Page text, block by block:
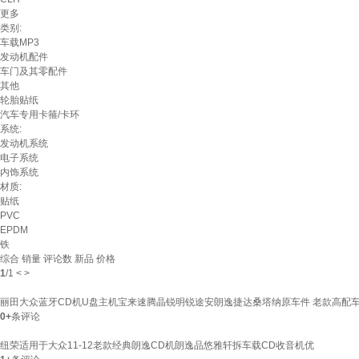
更多
类别:
车载MP3
发动机配件
车门及其零配件
其他
轮胎贴纸
汽车专用卡箍/卡环
系统:
发动机系统
电子系统
内饰系统
材质:
贴纸
PVC
EPDM
铁
综合 销量 评论数 新品 价格
1/1 < >
丽田大众蓝牙CD机U盘主机宝来速腾晶锐明锐途安朗逸捷达桑塔纳原车件 老款高配
0+条评论
纽荣适用于大众11-12老款经典朗逸CD机朗逸品悠雅轩拆车载CD收音机优